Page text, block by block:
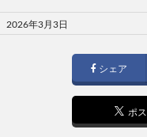
投
稿
2026年3月3日
シェア
ポ